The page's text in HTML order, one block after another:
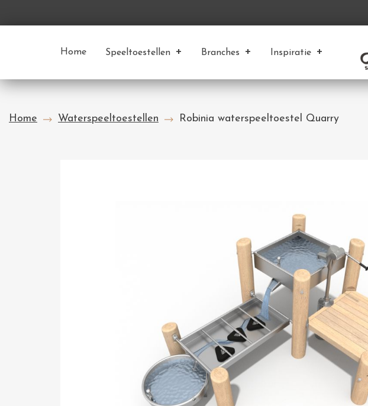
Home Speeltoestellen Branches Inspiratie
Home Waterspeeltoestellen Robinia waterspeeltoestel Quarry